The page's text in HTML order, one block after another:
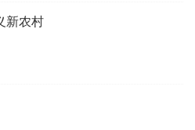
返贫风险。
同时向部分一般农户适当延
但收入水平较低、有较大致
新农村